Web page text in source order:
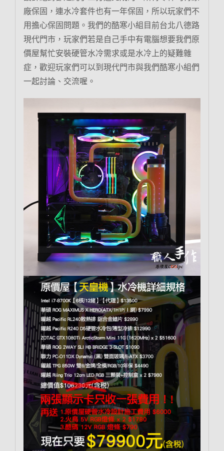
廠保固，連水冷套件也有一年保固，所以玩家們不
用擔心保固問題。我們的酷寒小組目前台北八德路
現代門市，玩家們若是自己手中有電腦想要我們原
價屋幫忙安裝硬管水冷需求或是水冷上的疑難雜
症，歡迎玩家們可以到現代門市與我們酷寒小組們
一起討論、交流喔。